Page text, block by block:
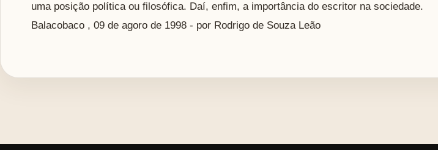
uma posição política ou filosófica. Daí, enfim, a importância do escritor na sociedade.
Balacobaco , 09 de agoro de 1998 - por Rodrigo de Souza Leão